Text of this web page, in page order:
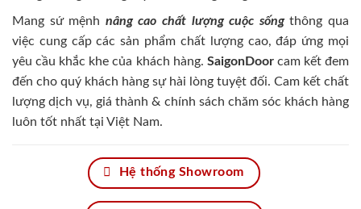
Mang sứ mệnh nâng cao chất lượng cuộc sốngthông qua
việc cung cấp các sản phẩm chất lượng cao, đáp ứng mọi
yêu cầu khắc khe của khách hàng. SaigonDoorcam kết đem
đến cho quý khách hàng sự hài lòng tuyệt đối. Cam kết chất
lượng dịch vụ, giá thành & chính sách chăm sóc khách hàng
luôn tốt nhất tại Việt Nam.
Hệ thống Showroom